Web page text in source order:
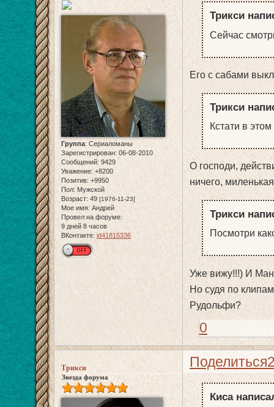
Группа:Сериаломаны
Зарегистрирован: 06-08-2010
Сообщений: 9429
Уважение: +8200
Позитив: +9950
Пол: Мужской
Возраст:49 [1976-11-23]
Мое имя: Андрей
Провел на форуме:
9 дней 8 часов
ВКонтакте: id41815336
Трикси
Сейчас
Его с сабами
Трикси
Кстати в
О господи,
ничего,
Трикси
Посмотри
Уже вижу!!!) И
Но судя по
Рудольфи?
0
Поделиться
Трикси
Звезда форума
Киса